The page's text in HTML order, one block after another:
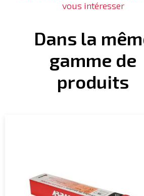
vous intéresser
Dans la
gamme de
produits